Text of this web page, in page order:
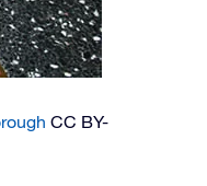
CC BY-